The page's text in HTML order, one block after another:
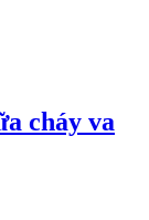
cháy va